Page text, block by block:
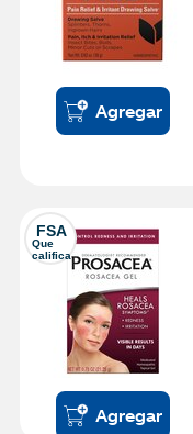
Agregar
FSA
Que
califica
Agregar